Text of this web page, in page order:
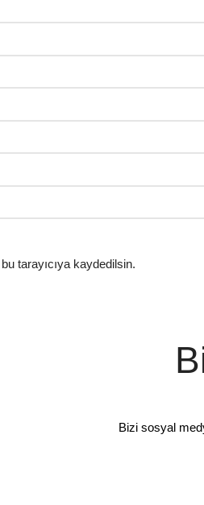
tarayıcıya kaydedilsin.
Bizi sosyal